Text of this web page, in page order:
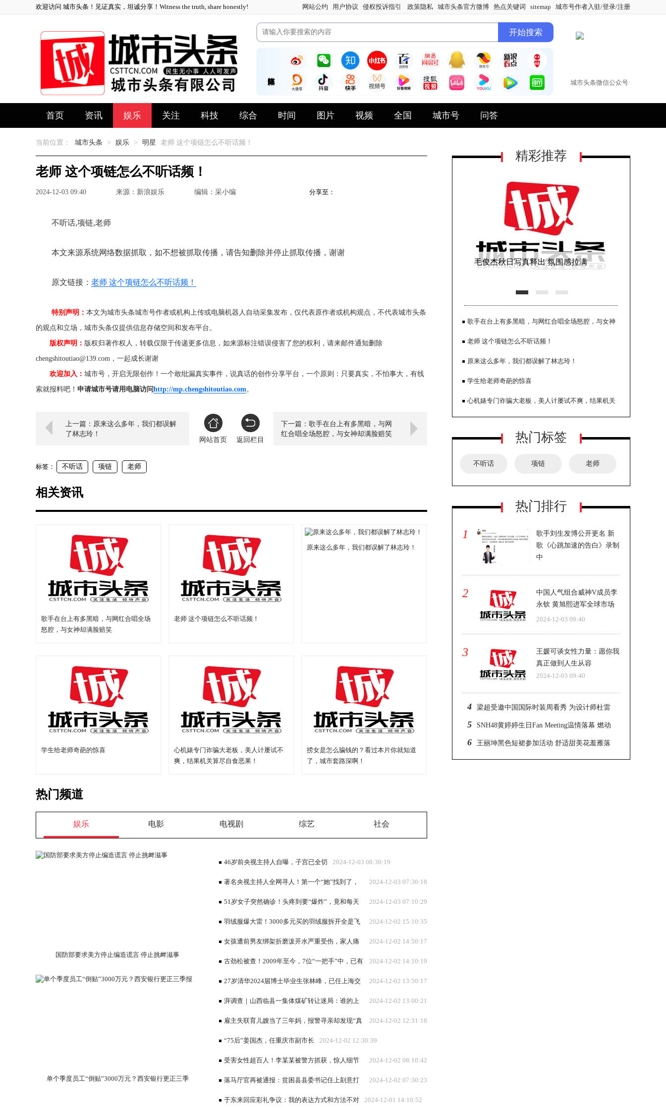
欢迎访问 城市头条！见证真实，坦诚分享！Witness the truth, share honestly! 网站公约 用户协议 侵权投诉指引 政策隐私 城市头条官方微博 热点关键词 sitemap 城市号作者入驻/登录/注册
城市头条微信公众号
首页 资讯 娱乐 关注 科技 综合 时间 图片 视频 全国 城市号 问答
当前位置： 城市头条 > 娱乐 > 明星 老师 这个项链怎么不听话频！
老师 这个项链怎么不听话频！
2024-12-03 09:40 来源：新浪娱乐 编辑：采小编 分享至：
不听话,项链,老师
本文来源系统网络数据抓取，如不想被抓取传播，请告知删除并停止抓取传播，谢谢
原文链接： 老师 这个项链怎么不听话频！
特别声明： 本文为城市头条城市号作者或机构上传或电脑机器人自动采集发布，仅代表原作者或机构观点，不代表城市头条
的观点和立场，城市头条仅提供信息存储空间和发布平台。
版权声明： 版权归著作权人，转载仅限于传递更多信息，如来源标注错误侵害了您的权利，请来邮件通知删除
chengshitoutiao@139.com，一起成长谢谢
欢迎加入： 城市号，开启无限创作！一个敢纰漏真实事件，说真话的创作分享平台，一个原则：只要真实，不怕事大，有线
索就报料吧！ 申请城市号请用电脑访问http://mp.chengshitoutiao.com。
上一篇：原来这么多年，我们都误解
了林志玲！
网站首页
返回栏目
下一篇：歌手在台上有多黑暗，与网
红合唱全场怒腔，与女神却满脸赔笑
标签： 不听话 项链 老师
相关资讯
歌手在台上有多黑暗，与网红合唱全场
怒腔，与女神却满脸赔笑
老师 这个项链怎么不听话频！
原来这么多年，我们都误解了林志玲！
学生给老师奇葩的惊喜
心机婊专门诈骗大老板，美人计屡试不
爽，结果机关算尽自食恶果！
捞女是怎么骗钱的？看过本片你就知道
了，城市套路深啊！
热门频道
娱乐 电影 电视剧 综艺 社会
国防部要求美方停止编造谎言 停止挑衅滋事
单个季度员工“倒贴”3000万元？西安银行更正三季
2024-12-03 08:30:19
46岁前央视主持人自曝，子宫已全切
2024-12-03 07:30:18
著名央视主持人全网寻人！第一个“她”找到了，
网友集体破防，有人看哭了 2024-12-03 07:10:29
51岁女子突然确诊！头疼到要“爆炸”，竟和每天
买菜有关！死亡率很高 2024-12-02 15:10:35
羽绒服爆大雷！3000多元买的羽绒服拆开全是飞
丝！许多网友剪开了自己的衣服…… 2024-12-02 14:50:17
女孩遭前男友绑架折磨泼开水严重受伤，家人痛
诉：“以为她死了才去投案” 2024-12-02 14:10:19
古劲松被查！2009年至今，7位“一把手”中，已有
6位被查 2024-12-02 13:50:17
27岁清华2024届博士毕业生张林峰，已任上海交
大助理教授、博导 2024-12-02 13:00:21
湃调查｜山西临县一集体煤矿转让迷局：谁的上
亿煤矿资产？ 2024-12-02 12:31:18
雇主失联育儿嫂当了三年妈，报警寻亲却发现“真
假”父母都在监狱服刑 2024-12-02 12:30:39
“75后”姜国杰，任重庆市副市长
2024-12-02 08:10:42
受害女性超百人！李某某被警方抓获，惊人细节
曝光：有人在卫生间里接种 2024-12-02 07:30:23
落马厅官再被通报：贫困县县委书记任上刻意打
造4条调研“经典路线” 2024-12-01 14:10:52
于东来回应彩礼争议：我的表达方式和方法不对
精彩推荐
毛俊杰秋日写真释出 氛围感拉满
十足
仝卓全新复古写真 港味十足
歌手在台上有多黑暗，与网红合唱全场怒腔，与女神
却满脸赔笑
老师 这个项链怎么不听话频！
原来这么多年，我们都误解了林志玲！
学生给老师奇葩的惊喜
心机婊专门诈骗大老板，美人计屡试不爽，结果机关
算尽自食恶果！
热门标签
不听话 项链 老师
热门排行
1
歌手刘生发博公开更名 新
歌《心跳加速的告白》录制
中
2
中国人气组合威神V成员李
永钦 黄旭熙进军全球市场
2024-12-03 09:40
3
王媛可谈女性力量：愿你我
真正做到人生从容
2024-12-03 09:40
4 梁超受邀中国国际时装周看秀 为设计师杜雷
杨站台
5 SNH48黄婷婷生日Fan Meeting温情落幕 燃动
青春光火
6 王丽坤黑色短裙参加活动 舒适甜美花羞雁落